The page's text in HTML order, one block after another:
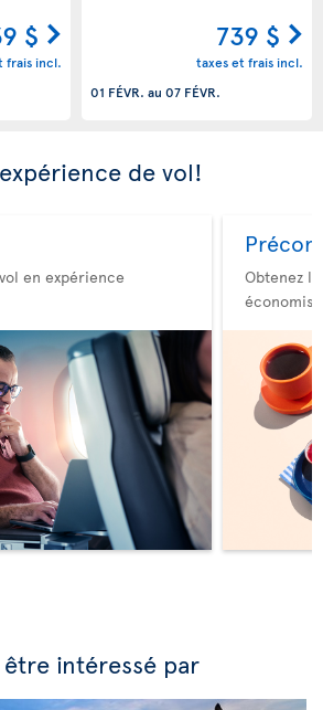
$
frais incl.
739 $
taxes et frais incl.
01 FÉVR. au 07 FÉVR.
de vol!
en expérience
Obtenez
intéressé par